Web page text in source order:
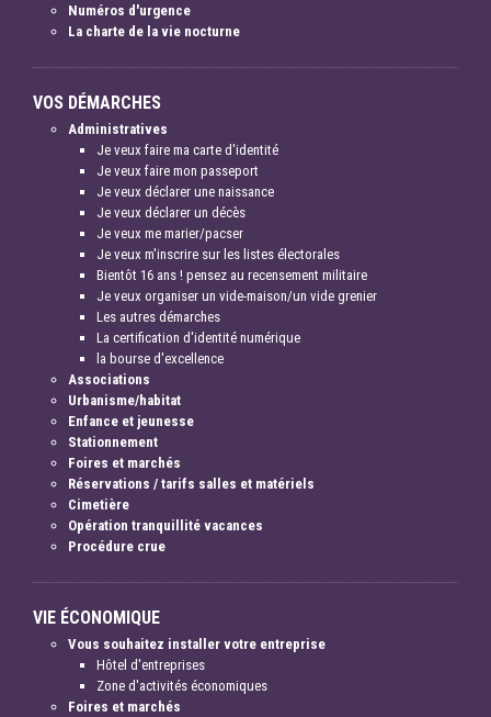
Numéros d'urgence
La charte de la vie nocturne
VOS DÉMARCHES
Administratives
Je veux faire ma carte d'identité
Je veux faire mon passeport
Je veux déclarer une naissance
Je veux déclarer un décès
Je veux me marier/pacser
Je veux m'inscrire sur les listes électorales
Bientôt 16 ans ! pensez au recensement militaire
Je veux organiser un vide-maison/un vide grenier
Les autres démarches
La certification d'identité numérique
la bourse d'excellence
Associations
Urbanisme/habitat
Enfance et jeunesse
Stationnement
Foires et marchés
Réservations / tarifs salles et matériels
Cimetière
Opération tranquillité vacances
Procédure crue
VIE ÉCONOMIQUE
Vous souhaitez installer votre entreprise
Hôtel d'entreprises
Zone d'activités économiques
Foires et marchés